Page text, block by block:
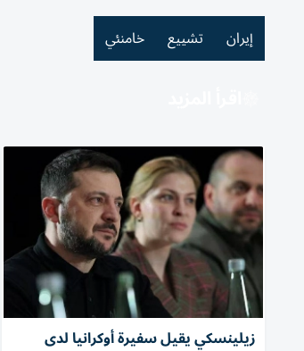
إيران تشييع خامنئي
زيلينسكي يقيل سفيرة أوكرانيا لدى